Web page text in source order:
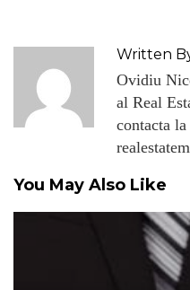
Written
Ovidiu
al Real
contacta
You May Also Like